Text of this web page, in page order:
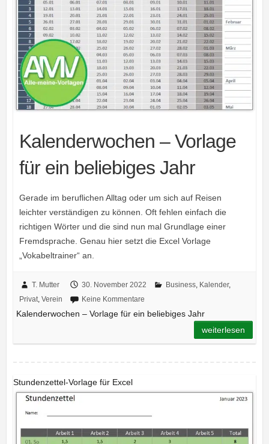
Kalenderwochen – Vorlage
für ein beliebiges Jahr
Gerade im beruflichen Alltag oder um sich auf Reisen
leichter verständigen zu können. Oft fehlen einfach die
richtigen Wörter und die sind nun mal Grundlage einer
Fremdsprache. Genau hier setzt die Excel Vorlage
„Vokabeltrainer“ an.
T. Mutter 30. November 2022 Business, Kalender,
Privat, Verein Keine Kommentare
Kalenderwochen – Vorlage für ein beliebiges Jahr
weiterlesen
Stundenzettel-Vorlage für Excel